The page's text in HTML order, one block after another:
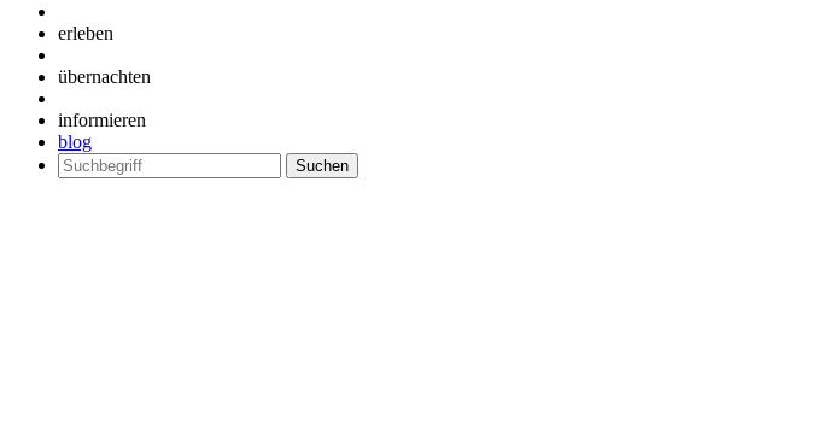
erleben
übernachten
informieren
blog
Suchen
nach: